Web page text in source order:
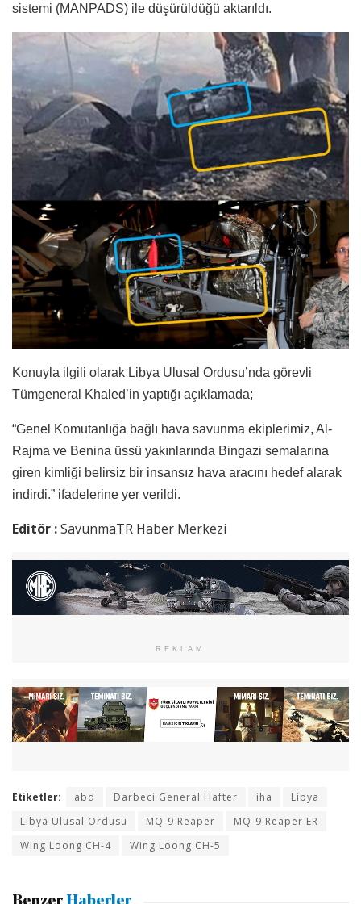
sistemi (MANPADS) ile düşürüldüğü aktarıldı.
Konuyla ilgili olarak Libya Ulusal Ordusu’nda görevli
Tümgeneral Khaled’in yaptığı açıklamada;
“Genel Komutanlığa bağlı hava savunma ekiplerimiz, Al-
Rajma ve Benina üssü yakınlarında Bingazi semalarına
giren kimliği belirsiz bir insansız hava aracını hedef alarak
indirdi.” ifadelerine yer verildi.
Editör :SavunmaTR Haber Merkezi
REKLAM
Etiketler: abd Darbeci General Hafter iha
Libya
Libya Ulusal Ordusu
MQ-9 Reaper
MQ-9 Reaper ER
Wing Loong CH-4
Wing Loong CH-5